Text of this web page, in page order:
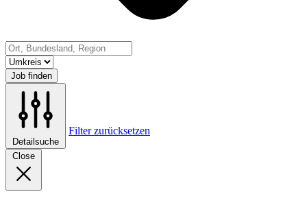
Job finden
Detailsuche
Filter zurücksetzen
Close